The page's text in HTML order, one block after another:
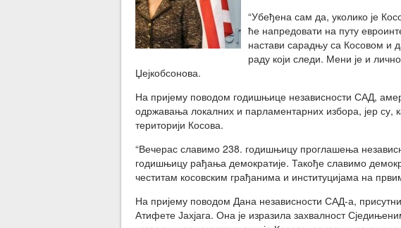
“Убеђена сам да, уколико је
ће напредовати на путу
настави сарадњу са Косовом и
раду који следи. Мени је и
Џејкобсонова.
На пријему поводом годишњице независности САД,
одржавања локалних и парламентарних избора, јер су,
територији Косова.
“Вечерас славимо 238. годишњицу проглашења
годишњицу рађања демократије. Такође славимо
честитам косовским грађанима и институцијама на
На пријему поводом Дана независности САД-а,
Атифете Јахјага. Она је изразила захвалност